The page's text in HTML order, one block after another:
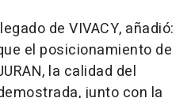
de VIVACY, añadió:
el posicionamiento de
la calidad del
junto con la